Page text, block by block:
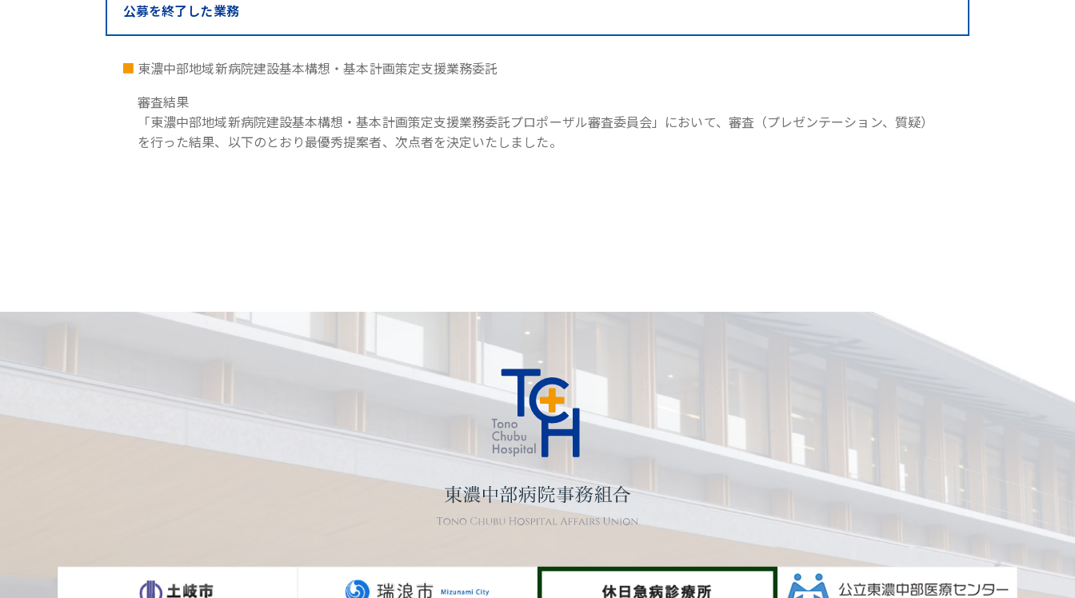
公募を終了した業務
東濃中部地域新病院建設基本構想・基本計画策定支援業務委託
審査結果
「東濃中部地域新病院建設基本構想・基本計画策定支援業務委託プロポーザル審査委員会」において、審査（プレゼンテーション、質疑）
を行った結果、以下のとおり最優秀提案者、次点者を決定いたしました。